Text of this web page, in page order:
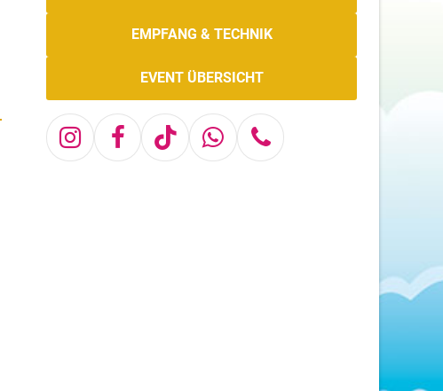
EMPFANG & TECHNIK
EVENT ÜBERSICHT
Instagram
Facebook
TiktokWhatsapp
Telefon